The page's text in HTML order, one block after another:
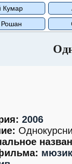
Кумар
Рошан
2006